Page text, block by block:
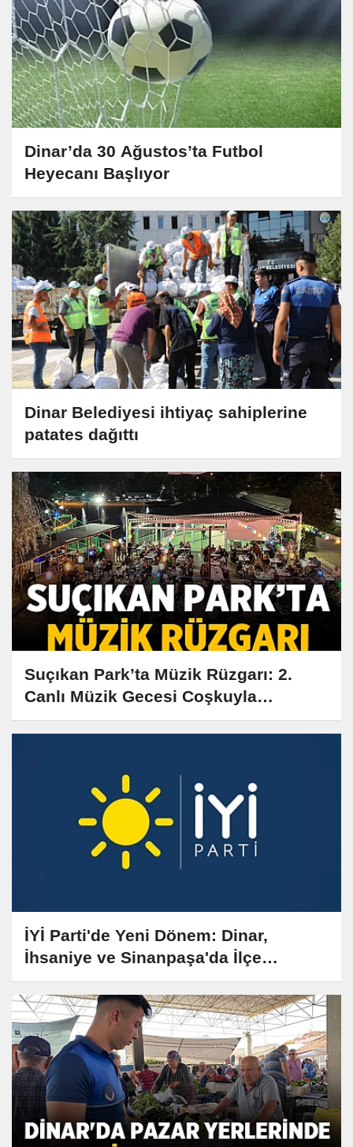
Dinar’da 30 Ağustos’ta Futbol
Heyecanı Başlıyor
Dinar Belediyesi ihtiyaç sahiplerine
patates dağıttı
Suçıkan Park’ta Müzik Rüzgarı: 2.
Canlı Müzik Gecesi Coşkuyla
Gerçekleşti!
İYİ Parti'de Yeni Dönem: Dinar,
İhsaniye ve Sinanpaşa'da İlçe
Başkanları Değişti!